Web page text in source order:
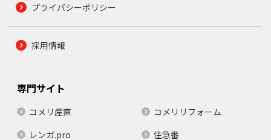
プライバシーポリシー
採用情報
専門サイト
コメリ産直
コメリリフォーム
レンガ.pro
住急番